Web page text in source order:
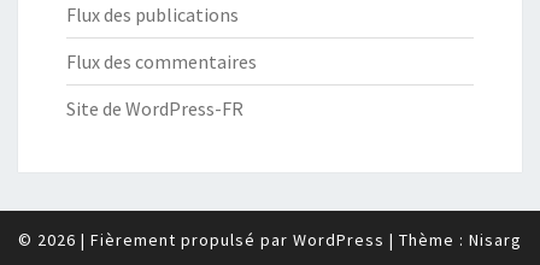
Flux des publications
Flux des commentaires
Site de WordPress-FR
© 2026 | Fièrement propulsé par WordPress | Thème : Nisarg